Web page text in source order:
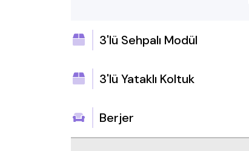
3'lü Sehpalı Modül
3'lü Yataklı Koltuk
Berjer